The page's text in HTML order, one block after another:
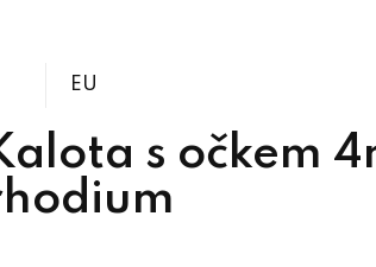
s očkem
EU